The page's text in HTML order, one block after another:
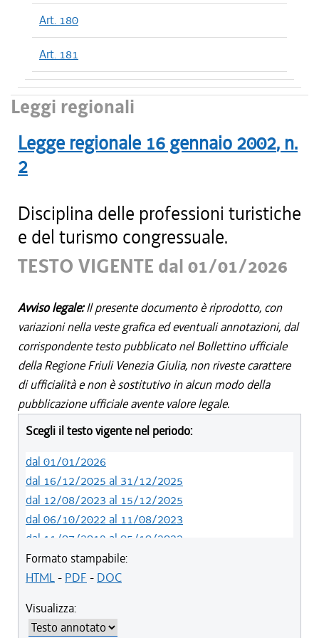
Art. 180
Art. 181
Leggi regionali
Legge regionale 16 gennaio 2002, n.
2
Disciplina delle professioni turistiche
e del turismo congressuale.
TESTO VIGENTE dal 01/01/2026
Avviso legale:Il presente documento è riprodotto, con
variazioni nella veste grafica ed eventuali annotazioni, dal
corrispondente testo pubblicato nel Bollettino ufficiale
della Regione Friuli Venezia Giulia, non riveste carattere
di ufficialità e non è sostitutivo in alcun modo della
pubblicazione ufficiale avente valore legale.
Scegli il testo vigente nel periodo:
dal 01/01/2026
dal 16/12/2025 al 31/12/2025
dal 12/08/2023 al 15/12/2025
dal 06/10/2022 al 11/08/2023
dal 11/07/2019 al 05/10/2022
dal 01/05/2019 al 10/07/2019
dal 12/04/2018 al 30/04/2019
dal 01/01/2018 al 28/03/2018
dal 09/11/2017 al 31/12/2017
Formato stampabile:
HTML- PDF - DOC
Visualizza: